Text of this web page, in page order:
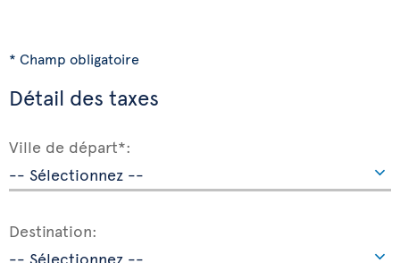
* Champ obligatoire
Détail des taxes
Ville de départ*:
Destination: